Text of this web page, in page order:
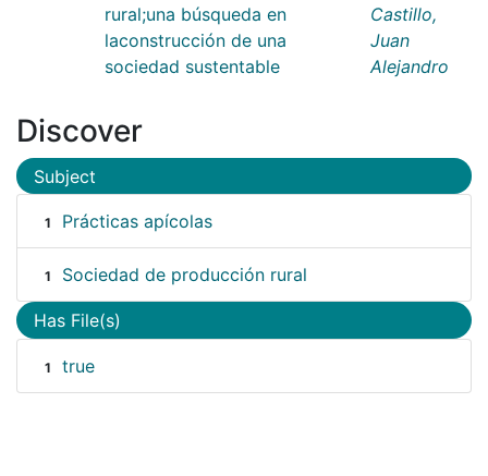
rural;una búsqueda en
laconstrucción de una
sociedad sustentable
Castillo,
Juan
Alejandro
Discover
Subject
1 Prácticas apícolas
1 Sociedad de producción rural
Has File(s)
1 true